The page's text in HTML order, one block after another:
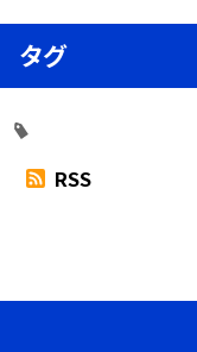
タグ
RSS